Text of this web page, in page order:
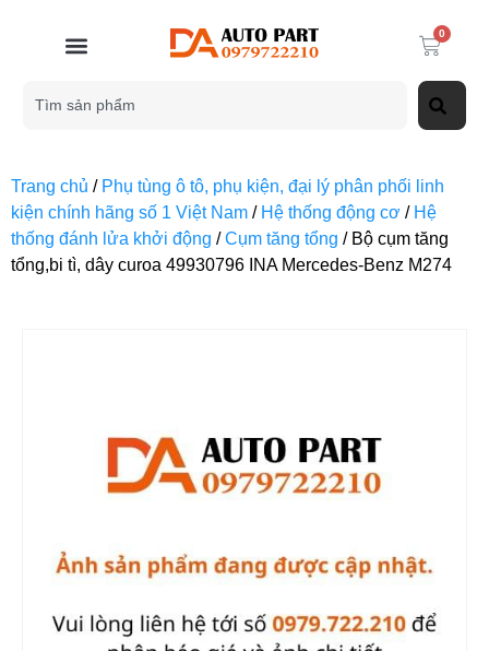
0
Trang chủ / Phụ tùng ô tô, phụ kiện, đại lý phân phối linh
kiện chính hãng số 1 Việt Nam / Hệ thống động cơ / Hệ
thống đánh lửa khởi động /Cụm tăng tổng / Bộ cụm tăng
tổng,bi tì, dây curoa 49930796 INA Mercedes-Benz M274